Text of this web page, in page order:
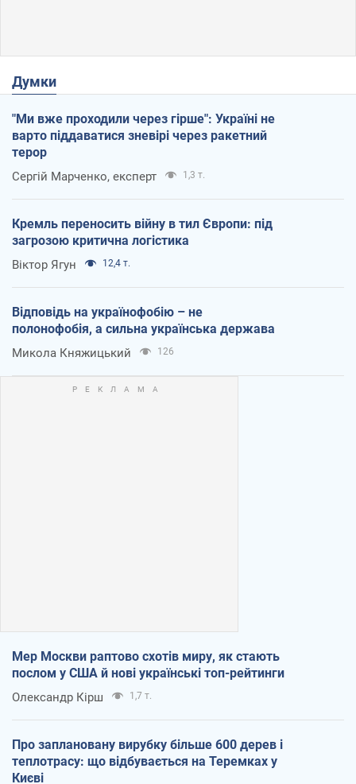
Думки
"Ми вже проходили через гірше": Україні не
варто піддаватися зневірі через ракетний
терор
Сергій Марченко, експерт 1,3 т.
Кремль переносить війну в тил Європи: під
загрозою критична логістика
Віктор Ягун 12,4 т.
Відповідь на українофобію – не
полонофобія, а сильна українська держава
Микола Княжицький 126
Мер Москви раптово схотів миру, як стають
послом у США й нові українські топ-рейтинги
Олександр Кірш 1,7 т.
Про заплановану вирубку більше 600 дерев і
теплотрасу: що відбувається на Теремках у
Києві